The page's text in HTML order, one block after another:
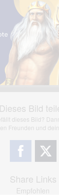
von einem Nutzer
für den Inhalt
nach §2(3)
Dieses Bild
dieses Bild?
Freunden und
Share Links
Empfohlen